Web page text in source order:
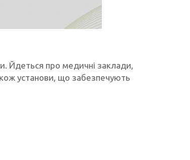
Йдеться про медичні заклади,
установи, що забезпечують